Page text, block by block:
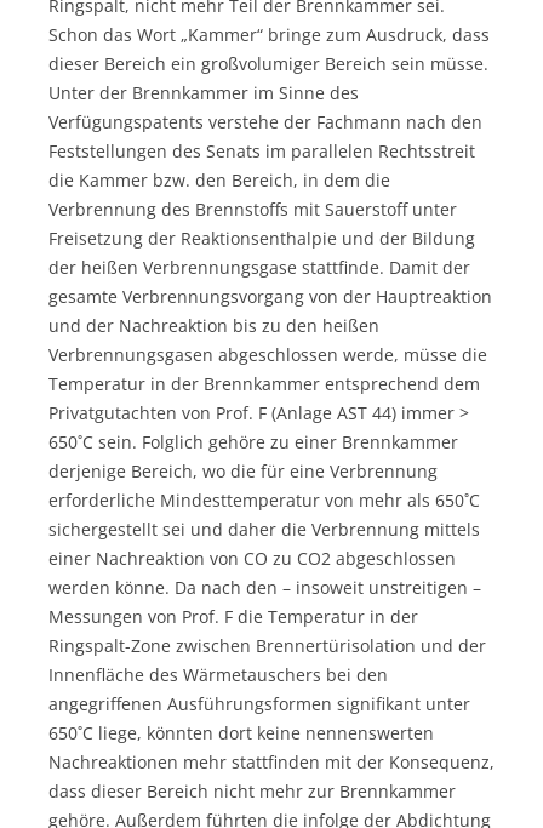
Ringspalt, nicht mehr Teil der Brennkammer sei.
Schon das Wort „Kammer“ bringe zum Ausdruck, dass
dieser Bereich ein großvolumiger Bereich sein müsse.
Unter der Brennkammer im Sinne des
Verfügungspatents verstehe der Fachmann nach den
Feststellungen des Senats im parallelen Rechtsstreit
die Kammer bzw. den Bereich, in dem die
Verbrennung des Brennstoffs mit Sauerstoff unter
Freisetzung der Reaktionsenthalpie und der Bildung
der heißen Verbrennungsgase stattfinde. Damit der
gesamte Verbrennungsvorgang von der Hauptreaktion
und der Nachreaktion bis zu den heißen
Verbrennungsgasen abgeschlossen werde, müsse die
Temperatur in der Brennkammer entsprechend dem
Privatgutachten von Prof. F (Anlage AST 44) immer >
650˚C sein. Folglich gehöre zu einer Brennkammer
derjenige Bereich, wo die für eine Verbrennung
erforderliche Mindesttemperatur von mehr als 650˚C
sichergestellt sei und daher die Verbrennung mittels
einer Nachreaktion von CO zu CO2 abgeschlossen
werden könne. Da nach den – insoweit unstreitigen –
Messungen von Prof. F die Temperatur in der
Ringspalt-Zone zwischen Brennertürisolation und der
Innenfläche des Wärmetauschers bei den
angegriffenen Ausführungsformen signifikant unter
650˚C liege, könnten dort keine nennenswerten
Nachreaktionen mehr stattfinden mit der Konsequenz,
dass dieser Bereich nicht mehr zur Brennkammer
gehöre. Außerdem führten die infolge der Abdichtung